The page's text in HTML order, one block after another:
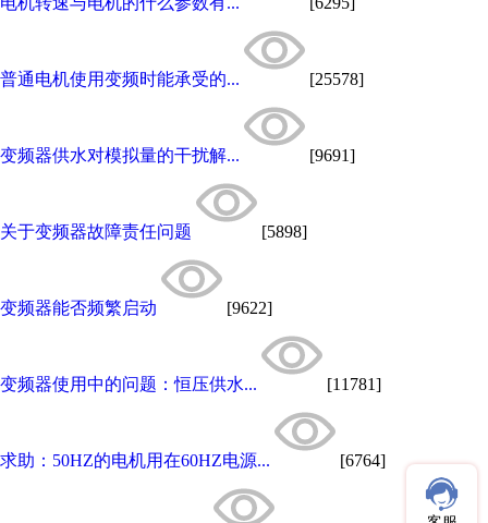
普通电机使用变频时能承受的... [25578]
变频器供水对模拟量的干扰解... [9691]
关于变频器故障责任问题 [5898]
变频器能否频繁启动 [9622]
变频器使用中的问题：恒压供水... [11781]
求助：50HZ的电机用在60HZ电源... [6764]